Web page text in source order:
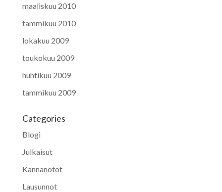
maaliskuu 2010
tammikuu 2010
lokakuu 2009
toukokuu 2009
huhtikuu 2009
tammikuu 2009
Categories
Blogi
Julkaisut
Kannanotot
Lausunnot